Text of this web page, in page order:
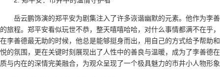
岳云鹏饰演的郑平安为剧集注入了许多诙谐幽默的元素。他作为李
的旅程。郑平安看似玩世不恭，整天嘻嘻哈哈，对什么事情都满不在乎
在李善德最无助的时候，他总是能够挺身而出，用自己的方式给予帮助
悦的氛围，更在关键时刻展现出了人性中的善良与温暖，成为了李善德
质与内在的深情完美融合，为观众呈现了一个极具魅力的市井小人物形